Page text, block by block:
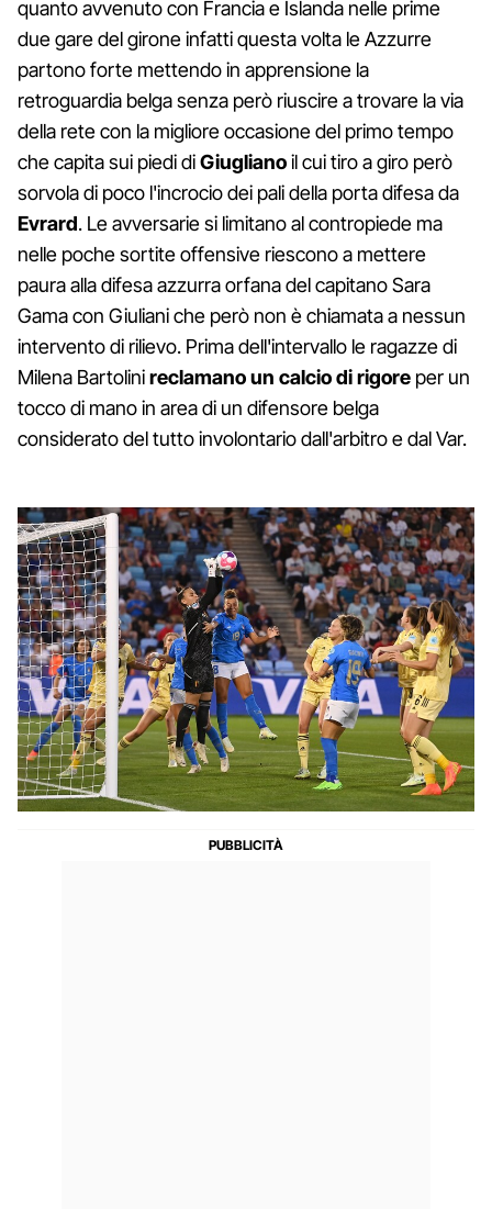
quanto avvenuto con Francia e Islanda nelle prime
due gare del girone infatti questa volta le Azzurre
partono forte mettendo in apprensione la
retroguardia belga senza però riuscire a trovare la via
della rete con la migliore occasione del primo tempo
che capita sui piedi diGiuglianoil cui tiro a giro però
sorvola di poco l'incrocio dei pali della porta difesa da
Evrard. Le avversarie si limitano al contropiede ma
nelle poche sortite offensive riescono a mettere
paura alla difesa azzurra orfana del capitano Sara
Gama con Giuliani che però non è chiamata a nessun
intervento di rilievo. Prima dell'intervallo le ragazze di
Milena Bartolinireclamano un calcio di rigore per un
tocco di mano in area di un difensore belga
considerato del tutto involontario dall'arbitro e dal Var.